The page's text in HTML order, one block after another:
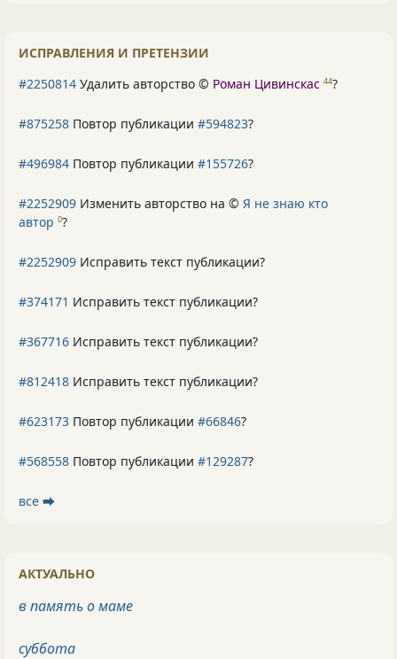
ИСПРАВЛЕНИЯ И ПРЕТЕНЗИИ
#2250814 Удалить авторство © Роман Цивинскас 44?
#875258 Повтор публикации #594823?
#496984 Повтор публикации #155726?
#2252909 Изменить авторство на © Я не знаю кто
автор 0?
#2252909 Исправить текст публикации?
#374171 Исправить текст публикации?
#367716 Исправить текст публикации?
#812418 Исправить текст публикации?
#623173 Повтор публикации #66846?
#568558 Повтор публикации #129287?
все ⮕
АКТУАЛЬНО
в память о маме
суббота